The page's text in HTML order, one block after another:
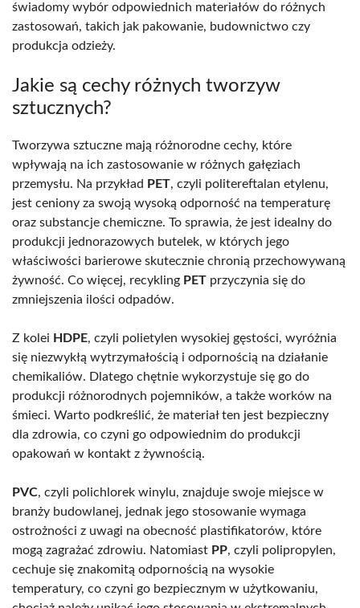
świadomy wybór odpowiednich materiałów do różnych
zastosowań, takich jak pakowanie, budownictwo czy
produkcja odzieży.
Jakie są cechy różnych tworzyw
sztucznych?
Tworzywa sztuczne mają różnorodne cechy, które
wpływają na ich zastosowanie w różnych gałęziach
przemysłu. Na przykład PET, czyli politereftalan etylenu,
jest ceniony za swoją wysoką odporność na temperaturę
oraz substancje chemiczne. To sprawia, że jest idealny do
produkcji jednorazowych butelek, w których jego
właściwości barierowe skutecznie chronią przechowywaną
żywność. Co więcej, recykling PET przyczynia się do
zmniejszenia ilości odpadów.
Z kolei HDPE, czyli polietylen wysokiej gęstości, wyróżnia
się niezwykłą wytrzymałością i odpornością na działanie
chemikaliów. Dlatego chętnie wykorzystuje się go do
produkcji różnorodnych pojemników, a także worków na
śmieci. Warto podkreślić, że materiał ten jest bezpieczny
dla zdrowia, co czyni go odpowiednim do produkcji
opakowań w kontakt z żywnością.
PVC, czyli polichlorek winylu, znajduje swoje miejsce w
branży budowlanej, jednak jego stosowanie wymaga
ostrożności z uwagi na obecność plastifikatorów, które
mogą zagrażać zdrowiu. Natomiast PP, czyli polipropylen,
cechuje się znakomitą odpornością na wysokie
temperatury, co czyni go bezpiecznym w użytkowaniu,